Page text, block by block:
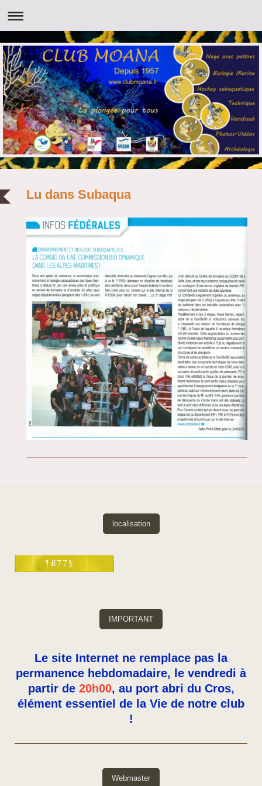
Lu dans Subaqua
localisation
IMPORTANT
Le site Internet ne remplace pas la
permanence hebdomadaire, le vendredi à
partir de 20h00, au port abri du Cros,
élément essentiel de la Vie de notre club
!
Webmaster